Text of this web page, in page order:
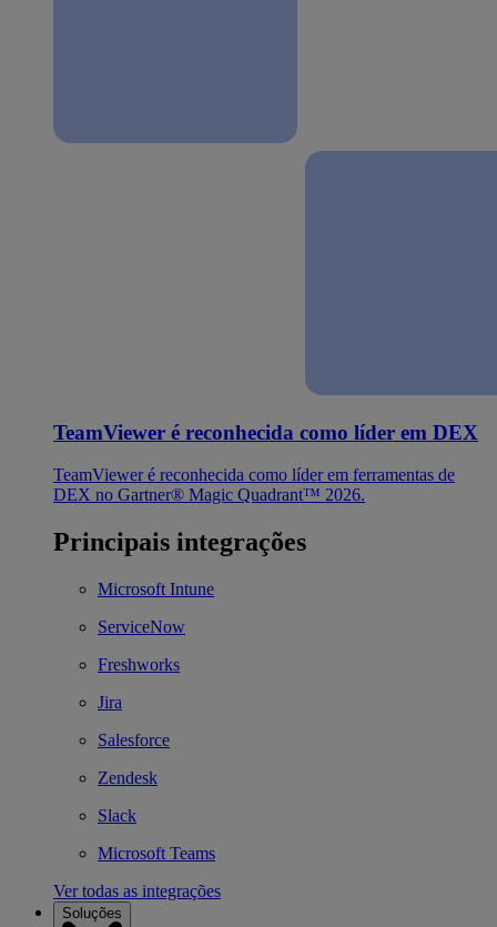
TeamViewer é reconhecida como líder em DEX
TeamViewer é reconhecida como líder em ferramentas de
DEX no Gartner® Magic Quadrant™ 2026.
Principais integrações
Microsoft Intune
ServiceNow
Freshworks
Jira
Salesforce
Zendesk
Slack
Microsoft Teams
Ver todas as integrações
Soluções